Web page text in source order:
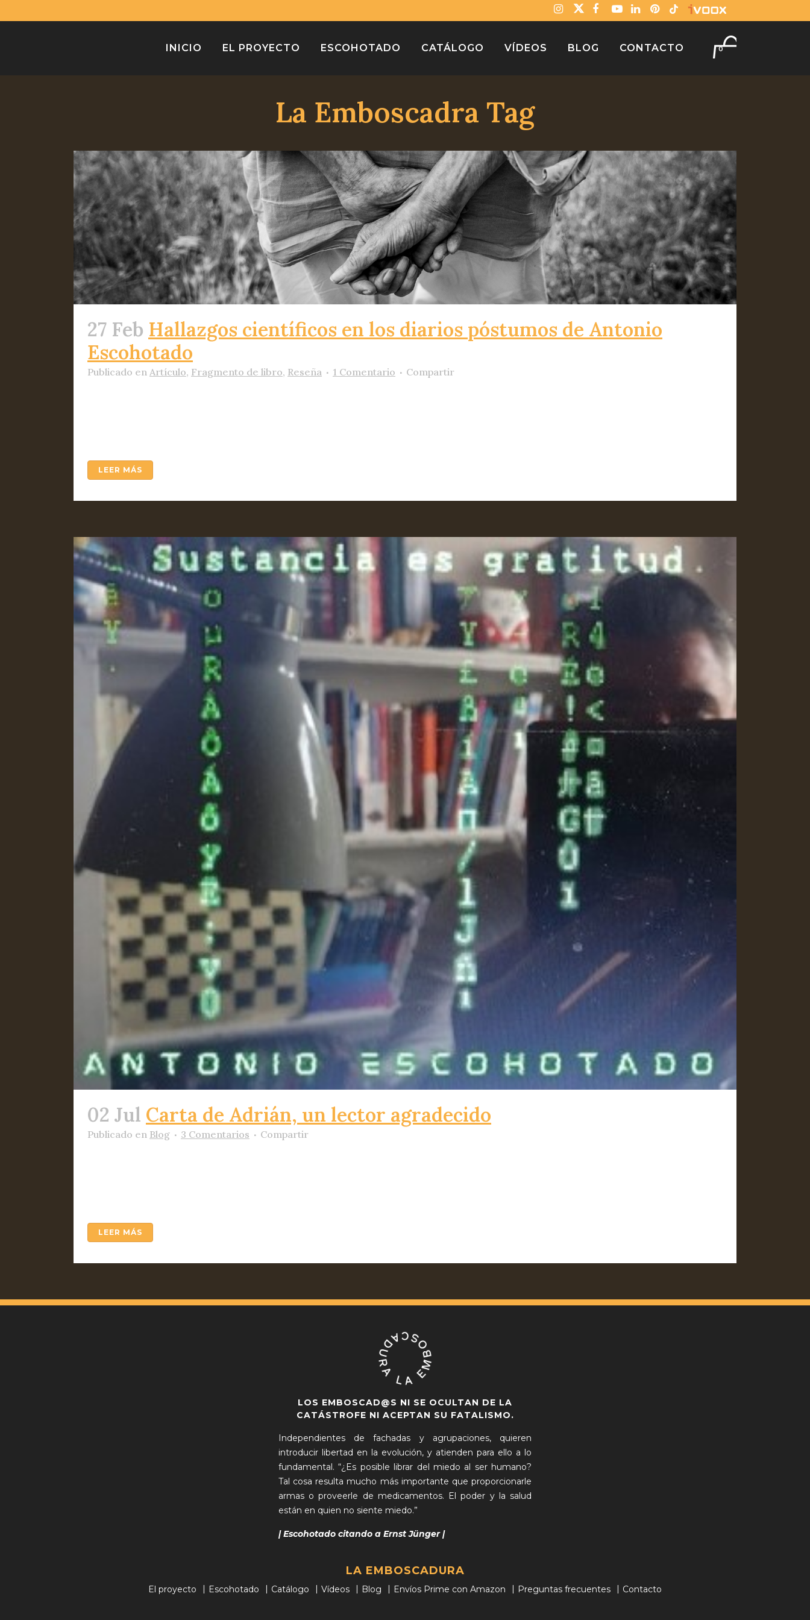
0
INICIO EL PROYECTO ESCOHOTADO CATÁLOGO VÍDEOS BLOG CONTACTO
La Emboscadra Tag
27 Feb Hallazgos científicos en los diarios póstumos de Antonio
Escohotado
Publicado en Artículo, Fragmento de libro, Reseña 1 Comentario Compartir
LEER MÁS
02 Jul Carta de Adrián, un lector agradecido
Publicado en Blog 3 Comentarios Compartir
LEER MÁS
LOS EMBOSCAD@S NI SE OCULTAN DE LA
CATÁSTROFE NI ACEPTAN SU FATALISMO.
Independientes de fachadas y agrupaciones, quieren
introducir libertad en la evolución, y atienden para ello a lo
fundamental. “¿Es posible librar del miedo al ser humano?
Tal cosa resulta mucho más importante que proporcionarle
armas o proveerle de medicamentos. El poder y la salud
están en quien no siente miedo.”
| Escohotado citando a Ernst Jünger |
LA EMBOSCADURA
El proyecto Escohotado Catálogo Vídeos Blog Envíos Prime con Amazon Preguntas frecuentes Contacto